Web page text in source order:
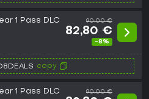
1 Pass DLC
90,00 €
82,80 €
-8%
copy
1 Pass DLC
90,00 €